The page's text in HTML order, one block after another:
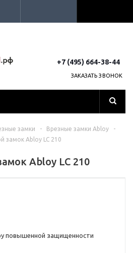
+7 (495) 664-38-44
ЗАКАЗАТЬ ЗВОНОК
замки - Врезные замки Abloy
-
замок Abloy LC 210
Abloy LC 210
повышенной защищенности